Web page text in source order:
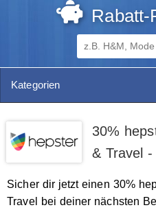
Rabatt-
Kategorien
30%
& Travel
Sicher dir jetzt einen 30%
Travel bei deiner nächsten